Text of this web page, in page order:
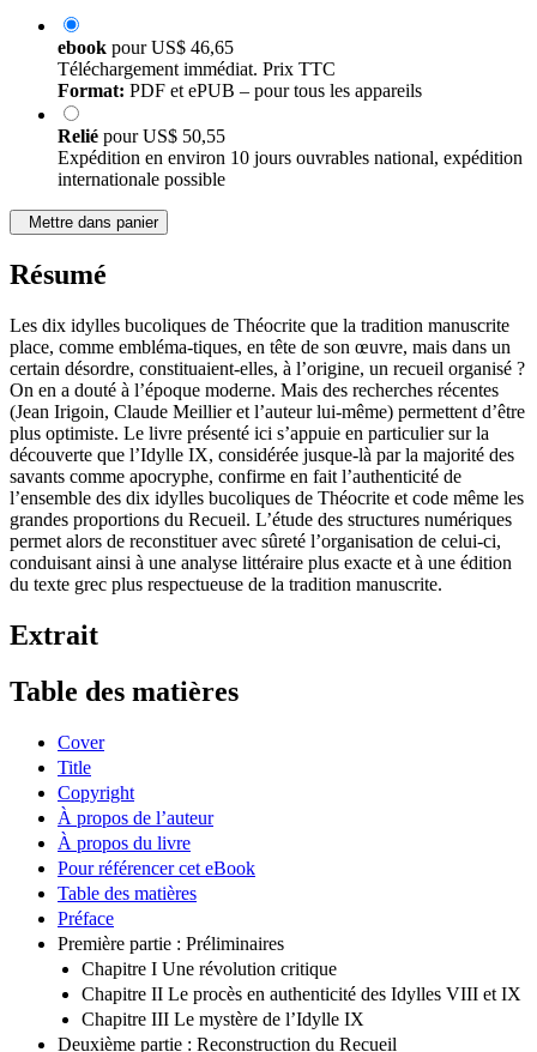
ebook pourUS$ 46,65
Téléchargement immédiat. Prix TTC
Format: PDF et ePUB – pour tous les appareils
Relié pourUS$ 50,55
Expédition en environ 10 jours ouvrables national, expédition
internationale possible
Mettre dans panier
Résumé
Les dix idylles bucoliques de Théocrite que la tradition manuscrite
place, comme embléma-tiques, en tête de son œuvre, mais dans un
certain désordre, constituaient-elles, à l’origine, un recueil organisé ?
On en a douté à l’époque moderne. Mais des recherches récentes
(Jean Irigoin, Claude Meillier et l’auteur lui-même) permettent d’être
plus optimiste. Le livre présenté ici s’appuie en particulier sur la
découverte que l’Idylle IX, considérée jusque-là par la majorité des
savants comme apocryphe, confirme en fait l’authenticité de
l’ensemble des dix idylles bucoliques de Théocrite et code même les
grandes proportions du Recueil. L’étude des structures numériques
permet alors de reconstituer avec sûreté l’organisation de celui-ci,
conduisant ainsi à une analyse littéraire plus exacte et à une édition
du texte grec plus respectueuse de la tradition manuscrite.
Extrait
Table des matières
Cover
Title
Copyright
À propos de l’auteur
À propos du livre
Pour référencer cet eBook
Table des matières
Préface
Première partie : Préliminaires
Chapitre I Une révolution critique
Chapitre II Le procès en authenticité des Idylles VIII et IX
Chapitre III Le mystère de l’Idylle IX
Deuxième partie : Reconstruction du Recueil